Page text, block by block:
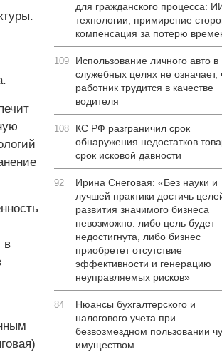
в
для гражданского процесса:
технологии, примирение
компенсация за потерю
109
Использование личного авто в
служебных целях не означает,
работник трудится в качестве
водителя
108
КС РФ разграничил срок
обнаружения недостатков
срок исковой давности
92
Ирина Снеговая: «Без науки и
лучшей практики достичь
развития значимого бизнеса
невозможно: либо цель будет
недостигнута, либо бизнес
приобретет отсутствие
эффективности и генерацию
неуправляемых рисков»
84
Нюансы бухгалтерского и
налогового учета при
безвозмездном пользовании
имуществом